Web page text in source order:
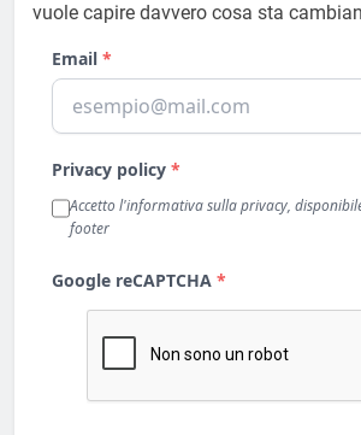
vuole capire davvero cosa sta